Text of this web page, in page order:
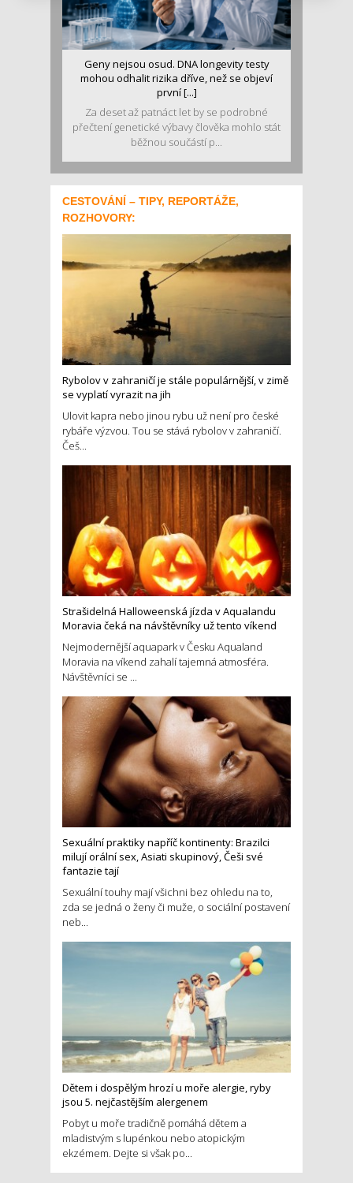
Geny nejsou osud. DNA longevity testy
mohou odhalit rizika dříve, než se objeví
první [...]
Za deset až patnáct let by se podrobné
přečtení genetické výbavy člověka mohlo stát
běžnou součástí p...
CESTOVÁNÍ – TIPY, REPORTÁŽE,
ROZHOVORY:
Rybolov v zahraničí je stále populárnější, v zimě
se vyplatí vyrazit na jih
Ulovit kapra nebo jinou rybu už není pro české
rybáře výzvou. Tou se stává rybolov v zahraničí.
Češ...
Strašidelná Halloweenská jízda v Aqualandu
Moravia čeká na návštěvníky už tento víkend
Nejmodernější aquapark v Česku Aqualand
Moravia na víkend zahalí tajemná atmosféra.
Návštěvníci se ...
Sexuální praktiky napříč kontinenty: Brazilci
milují orální sex, Asiati skupinový, Češi své
fantazie tají
Sexuální touhy mají všichni bez ohledu na to,
zda se jedná o ženy či muže, o sociální postavení
neb...
Dětem i dospělým hrozí u moře alergie, ryby
jsou 5. nejčastějším alergenem
Pobyt u moře tradičně pomáhá dětem a
mladistvým s lupénkou nebo atopickým
ekzémem. Dejte si však po...